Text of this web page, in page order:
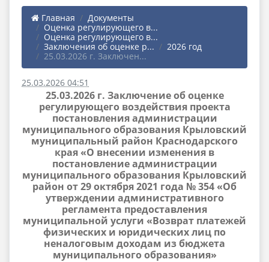
Главная
Документы
Оценка регулирующего в...
Оценка регулирующего в...
Заключения об оценке р...
2026 год
25.03.2026 г. Заключен...
25.03.2026 04:51
25.03.2026 г. Заключение об оценке
регулирующего воздействия проекта
постановления администрации
муниципального образования Крыловский
муниципальный район Краснодарского
края «О внесении изменения в
постановление администрации
муниципального образования Крыловский
район от 29 октября 2021 года № 354 «Об
утверждении административного
регламента предоставления
муниципальной услуги «Возврат платежей
физических и юридических лиц по
неналоговым доходам из бюджета
муниципального образования»